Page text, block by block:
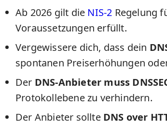
Ab 2026 gilt die NIS-2 Regelung
Voraussetzungen erfüllt.
Vergewissere dich, dass dein
spontanen Preiserhöhungen
Der DNS-Anbieter muss
Protokollebene zu verhindern.
Der Anbieter sollte DNS over